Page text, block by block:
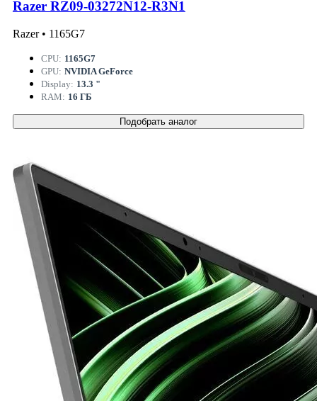
Razer RZ09-03272N12-R3N1
Razer • 1165G7
CPU: 1165G7
GPU: NVIDIA GeForce
Display: 13.3 "
RAM: 16 ГБ
Подобрать аналог